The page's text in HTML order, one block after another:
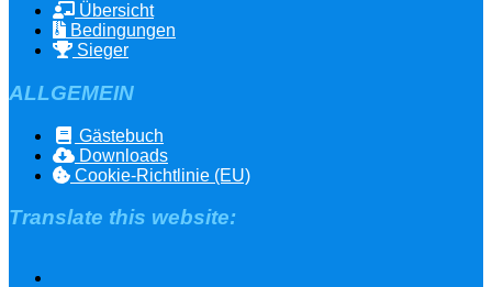
Übersicht
Bedingungen
Sieger
ALLGEMEIN
Gästebuch
Downloads
Cookie-Richtlinie (EU)
Translate this website: